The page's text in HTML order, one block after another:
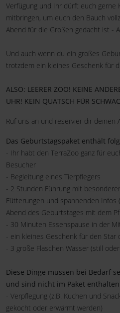
Verfügung und Ihr dürft euch gerne
mitbringen, um euch den Bauch
Abend für die Großen gedacht ist -
Und auch wenn du ein großes
trotzdem ein kleines Geschenk für
ALSO: LEERER ZOO! KEINE
UHR! KEIN QUATSCH FÜR
Ruf uns an und reservier dir deinen
Das Geburtstagspaket enthält
- Ihr habt den TerraZoo ganz für
Besucher
- Begleitung eines Tierpflegers
- 2 Stunden Führung mit
Fütterungen und spannenden Infos
Abend des Geburtstages mit dem
- 30 Minuten Essenspause in der
- ein kleines Geschenk für den Star
- 3 große Flaschen Wasser (still
Diese Dinge müssen bei Bedarf
und sind nicht im Paket
- Verpflegung (z.B. Kuchen und
gekocht oder erwärmt werden)